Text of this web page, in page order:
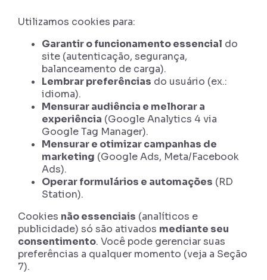
Utilizamos cookies para:
Garantir o funcionamento essencial do
site (autenticação, segurança,
balanceamento de carga).
Lembrar preferências do usuário (ex.:
idioma).
Mensurar audiência e melhorar a
experiência (Google Analytics 4 via
Google Tag Manager).
Mensurar e otimizar campanhas de
marketing (Google Ads, Meta/Facebook
Ads).
Operar formulários e automações (RD
Station).
Cookies não essenciais (analíticos e
publicidade) só são ativados mediante seu
consentimento. Você pode gerenciar suas
preferências a qualquer momento (veja a Seção
7).